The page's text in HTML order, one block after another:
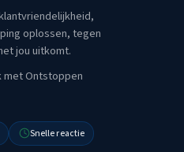
oplossen, tegen
jou uitkomt.
met Ontstoppen
Snelle reactie